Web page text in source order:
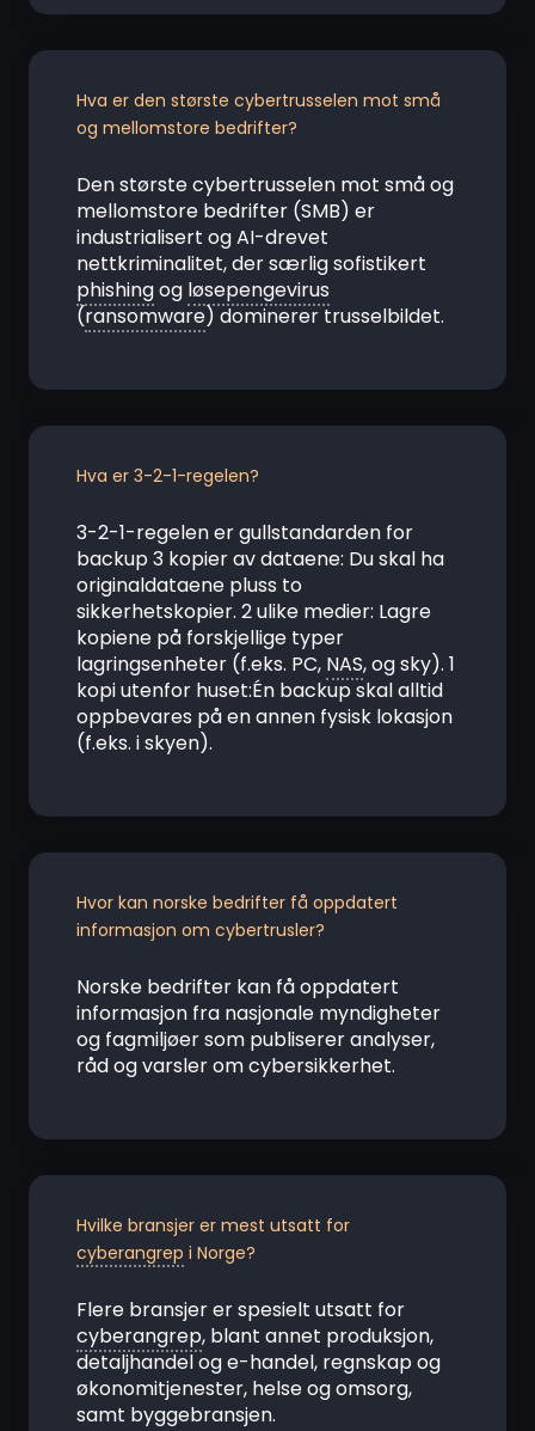
Hva er den største cybertrusselen mot små
og mellomstore bedrifter?
Den største cybertrusselen mot små og
mellomstore bedrifter (SMB) er
industrialisert og AI-drevet
nettkriminalitet, der særlig sofistikert
phishingog løsepengevirus
(ransomware) dominerer trusselbildet.
Hva er 3-2-1-regelen?
3-2-1-regelen er gullstandarden for
backup 3 kopier av dataene: Du skal ha
originaldataene pluss to
sikkerhetskopier. 2 ulike medier: Lagre
kopiene på forskjellige typer
lagringsenheter (f.eks. PC, NAS, og sky). 1
kopi utenfor huset:Én backup skal alltid
oppbevares på en annen fysisk lokasjon
(f.eks. i skyen).
Hvor kan norske bedrifter få oppdatert
informasjon om cybertrusler?
Norske bedrifter kan få oppdatert
informasjon fra nasjonale myndigheter
og fagmiljøer som publiserer analyser,
råd og varsler om cybersikkerhet.
Hvilke bransjer er mest utsatt for
cyberangrep i Norge?
Flere bransjer er spesielt utsatt for
cyberangrep, blant annet produksjon,
detaljhandel og e-handel, regnskap og
økonomitjenester, helse og omsorg,
samt byggebransjen.